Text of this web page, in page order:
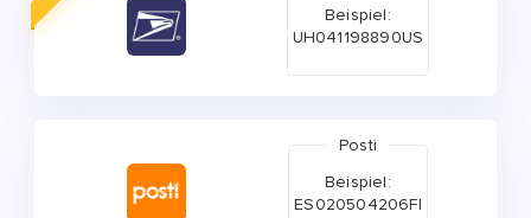
Beispiel:
UH041198890US
Posti
Beispiel:
ES020504206FI